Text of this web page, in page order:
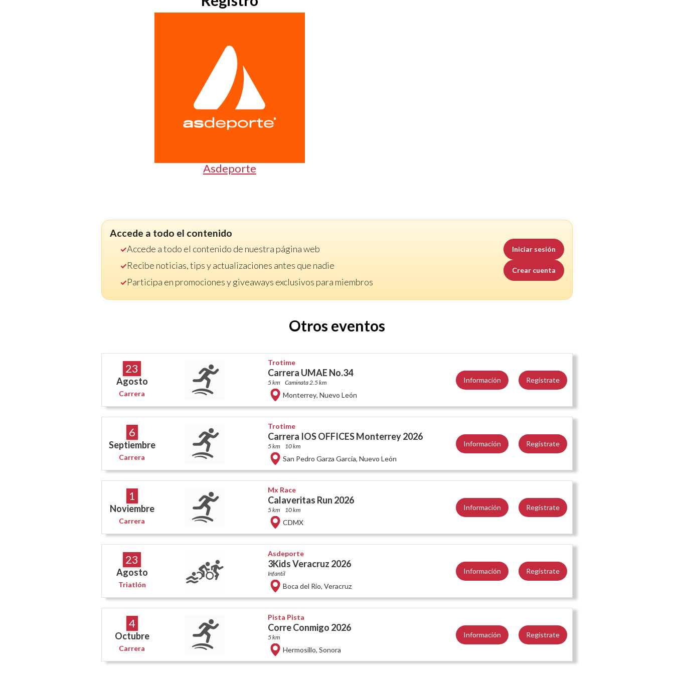
Asdeporte
Accede a todo el contenido
Accede a todo el contenido de nuestra página web
Recibe noticias, tips y actualizaciones antes que nadie
Participa en promociones y giveaways exclusivos para miembros
Iniciar sesión
Crear cuenta
Otros eventos
23
Agosto
Carrera
Trotime
Carrera UMAE No.34
5 km Caminata 2.5 km
Monterrey, Nuevo León
Información Regístrate
6
Septiembre
Carrera
Trotime
Carrera IOS OFFICES Monterrey 2026
5 km 10 km
San Pedro Garza García, Nuevo León
Información Regístrate
1
Noviembre
Carrera
Mx Race
Calaveritas Run 2026
5 km 10 km
CDMX
Información Regístrate
23
Agosto
Triatlón
Asdeporte
3Kids Veracruz 2026
Infantil
Boca del Río, Veracruz
Información Regístrate
4
Octubre
Carrera
Pista Pista
Corre Conmigo 2026
5 km
Hermosillo, Sonora
Información Regístrate